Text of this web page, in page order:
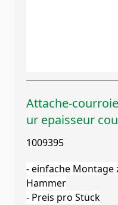
Attache-
ur epaisseur
1009395
- einfache Montage
Hammer
- Preis pro Stück